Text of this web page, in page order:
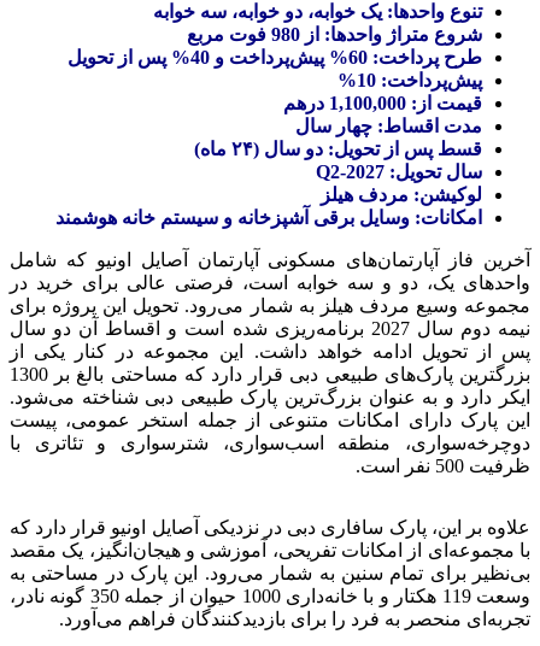
تنوع واحدها: یک خوابه، دو خوابه، سه خوابه
شروع متراژ واحدها: از 980 فوت مربع
طرح پرداخت: 60% پیش‌پرداخت و 40% پس از تحویل
پیش‌پرداخت: 10%
قیمت از: 1,100,000 درهم
مدت اقساط: چهار سال
قسط پس از تحویل: دو سال (۲۴ ماه)
سال تحویل: Q2-2027
لوکیشن: مردف هیلز
امکانات: وسایل برقی آشپزخانه و سیستم خانه هوشمند
آخرین فاز آپارتمان‌های مسکونی آپارتمان‌ آصایل اونیو که شامل
واحدهای یک، دو و سه خوابه است، فرصتی عالی برای خرید در
مجموعه وسیع مردف هیلز به شمار می‌رود. تحویل این پروژه برای
نیمه دوم سال 2027 برنامه‌ریزی شده است و اقساط آن دو سال
پس از تحویل ادامه خواهد داشت. این مجموعه در کنار یکی از
بزرگترین پارک‌های طبیعی دبی قرار دارد که مساحتی بالغ بر 1300
ایکر دارد و به عنوان بزرگ‌ترین پارک طبیعی دبی شناخته می‌شود.
این پارک دارای امکانات متنوعی از جمله استخر عمومی، پیست
دوچرخه‌سواری، منطقه اسب‌سواری، شترسواری و تئاتری با
ظرفیت 500 نفر است.
علاوه بر این، پارک سافاری دبی در نزدیکی آصایل اونیو قرار دارد که
با مجموعه‌ای از امکانات تفریحی، آموزشی و هیجان‌انگیز، یک مقصد
بی‌نظیر برای تمام سنین به شمار می‌رود. این پارک در مساحتی به
وسعت 119 هکتار و با خانه‌داری 1000 حیوان از جمله 350 گونه نادر،
تجربه‌ای منحصر به فرد را برای بازدیدکنندگان فراهم می‌آورد.